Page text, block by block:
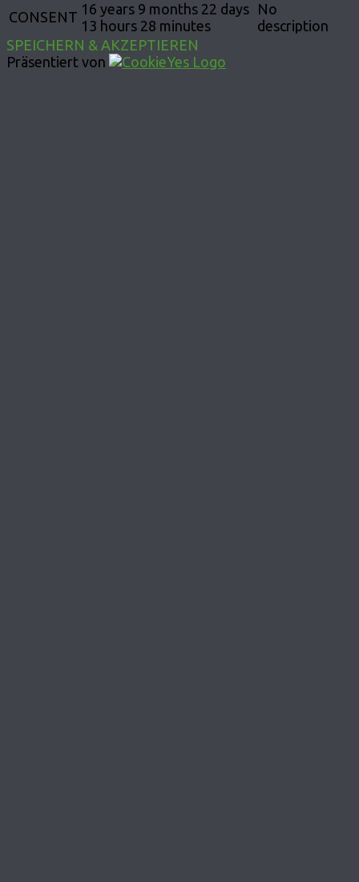
CONSENT 16 years 9 months 22 days
13 hours 28 minutes
No
description
SPEICHERN & AKZEPTIEREN
Präsentiert von